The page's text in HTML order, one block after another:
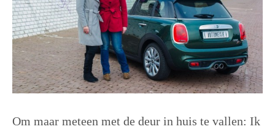
Om maar meteen met de deur in huis te vallen: Ik